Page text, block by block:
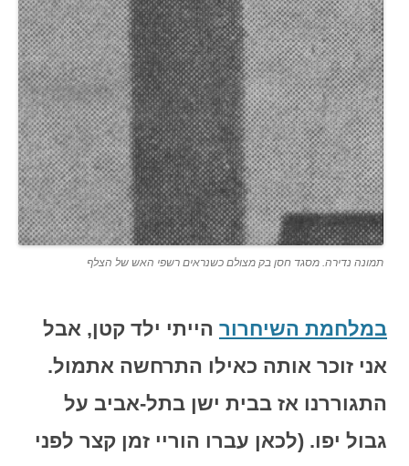
תמונה נדירה. מסגד חסן בק מצולם כשנראים רשפי האש של הצלף
במלחמת השיחרור הייתי ילד קטן, אבל
אני זוכר אותה כאילו התרחשה אתמול.
התגוררנו אז בבית ישן בתל-אביב על
גבול יפו. (לכאן עברו הוריי זמן קצר לפני